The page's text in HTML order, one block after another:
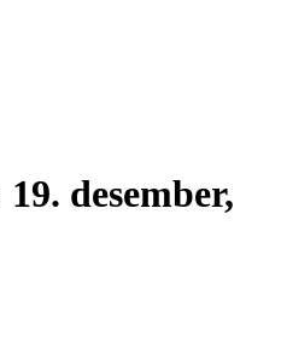
19. desember,